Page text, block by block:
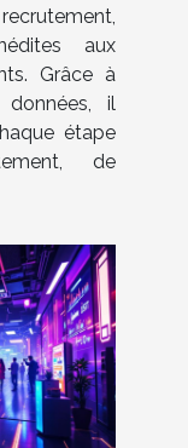
aux
Grâce à
il
étape
de